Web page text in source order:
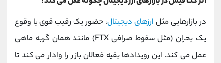
در بازارهایی مثل ارزهای دیجیتال، حضور یک رقیب قوی یا وقوع
یک بحران (مثل سقوط صرافی FTX) مانند همان گربه‌ ماهی
عمل می کند. این رویدادها بقیه فعالان بازار را وادار می کند تا